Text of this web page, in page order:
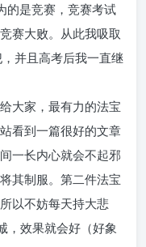
的是竞赛，竞赛考试
赛大败。从此我吸取
并且高考后我一直继
大家，最有力的法宝
看到一篇很好的文章
一长内心就会不起邪
其制服。第二件法宝
以不妨每天持大悲
，效果就会好（好象